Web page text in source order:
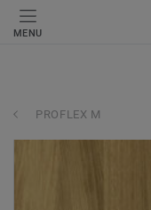
MENU
PROFLEX M